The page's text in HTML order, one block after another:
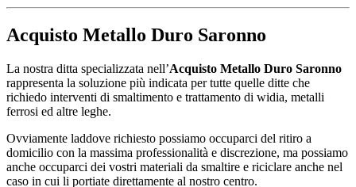
Acquisto Metallo Duro Saronno
La nostra ditta specializzata nell’Acquisto Metallo Duro Saronno
rappresenta la soluzione più indicata per tutte quelle ditte che
richiedo interventi di smaltimento e trattamento di widia, metalli
ferrosi ed altre leghe.
Ovviamente laddove richiesto possiamo occuparci del ritiro a
domicilio con la massima professionalità e discrezione, ma possiamo
anche occuparci dei vostri materiali da smaltire e riciclare anche nel
caso in cui li portiate direttamente al nostro centro.